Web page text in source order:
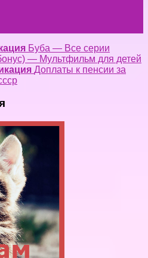
Буба — Все серии
— Мультфильм для детей
Доплаты к пенсии за